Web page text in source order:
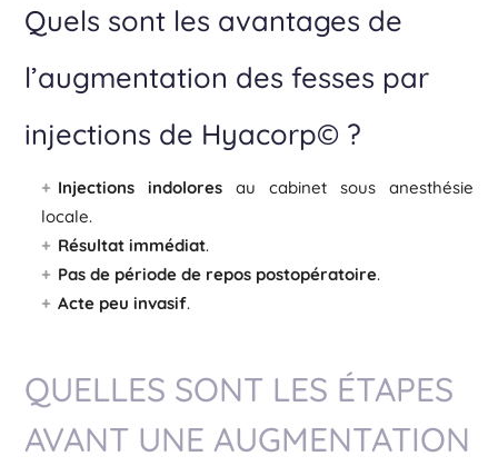
Quels sont les avantages de
l’augmentation des fesses par
injections de Hyacorp© ?
Injections indolores au cabinet sous anesthésie
locale.
Résultat immédiat.
Pas de période de repos postopératoire.
Acte peu invasif.
QUELLES SONT LES ÉTAPES
AVANT UNE AUGMENTATION